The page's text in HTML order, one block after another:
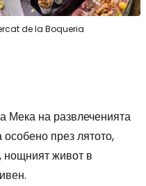
de la Boqueria
Мека на развлеченията
през лятото,
нощният живот в